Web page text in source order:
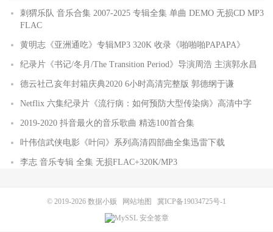
刺猬乐队 音乐合集 2007-2025 专辑全集 单曲 DEMO 无损CD MP3
FLAC
黄明志《亚洲通吃》专辑MP3 320K 收录《啪啪啪PAPAPA》
纪录片《书记/冬月/The Transition Period》导演周浩 主演郭永昌
德云社己亥年封箱庆典2020 6小时高清完整版 郭德纲于谦
Netflix 六集纪录片《流行病：如何预防大型传染病》高清中字
2019-2020 抖音最火的音乐歌曲 精选100首合集
叶伟信武侠电影《叶问》系列高清四部曲全集迅雷下载
李志 音乐专辑 全集 无损FLAC+320K/MP3
© 2019-2026 数据小贩 网站地图 冀ICP备19034725号-1